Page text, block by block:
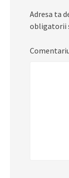
Adresa ta
obligatorii